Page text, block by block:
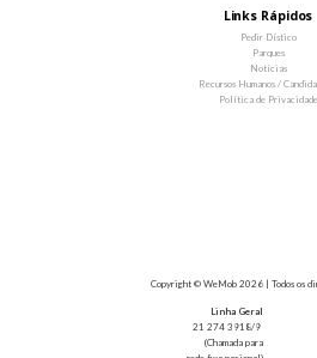
Links Rápidos
Pedir Dístico
Parques
Notícias
Recursos Humanos /
Política de Privacidade
Copyright © WeMob 2026 | Todos os
Linha Geral
21 274 3918/9
(Chamada para